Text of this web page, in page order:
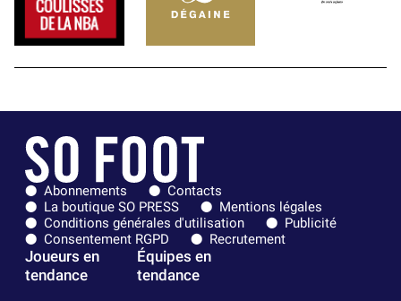
Abonnements
Contacts
La boutique SO PRESS
Mentions légales
Conditions générales d'utilisation
Publicité
Consentement RGPD
Recrutement
Joueurs en
tendance
Équipes en
tendance